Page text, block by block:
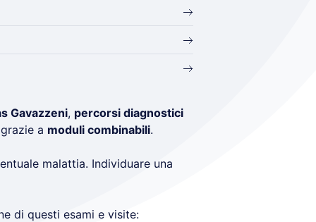
Gavazzeni, percorsi diagnostici
a moduli combinabili.
malattia. Individuare una
di questi esami e visite: